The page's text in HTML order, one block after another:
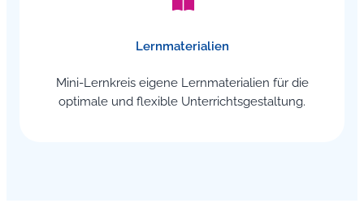
Lernmaterialien
Mini-Lernkreis eigene Lernmaterialien für die
optimale und flexible Unterrichtsgestaltung.